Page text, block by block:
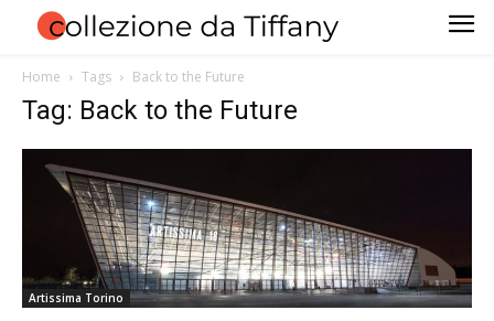
Home Tags Back to the Future
Tag: Back to the Future
Artissima Torino